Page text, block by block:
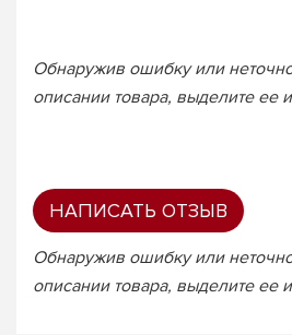
Обнаружив ошибку или
описании товара, выделите ее
НАПИСАТЬ ОТЗЫВ
Обнаружив ошибку или
описании товара, выделите ее